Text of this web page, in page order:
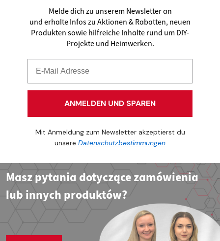
Melde dich zu unserem Newsletter an
und erhalte Infos zu Aktionen & Rabatten, neuen
Produkten sowie hilfreiche Inhalte rund um DIY-
Projekte und Heimwerken.
ANMELDEN UND SPAREN
Mit Anmeldung zum Newsletter akzeptierst du
unsere Datenschutzbestimmungen
Masz pytania dotyczące zamówienia
lub innych produktów?